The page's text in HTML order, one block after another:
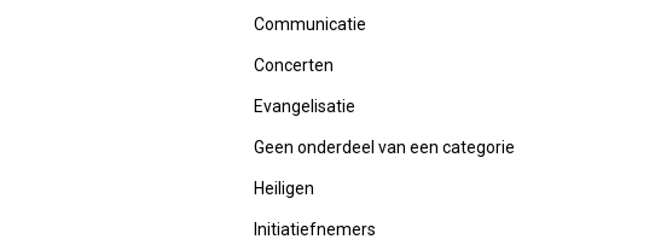
Communicatie
Concerten
Evangelisatie
Geen onderdeel van een categorie
Heiligen
Initiatiefnemers